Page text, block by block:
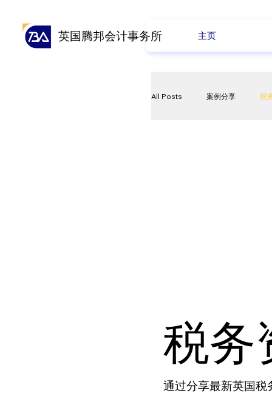
英国腾邦会计事务所 主页
All Posts 案例分享 税
税务
通过分享最新英国税